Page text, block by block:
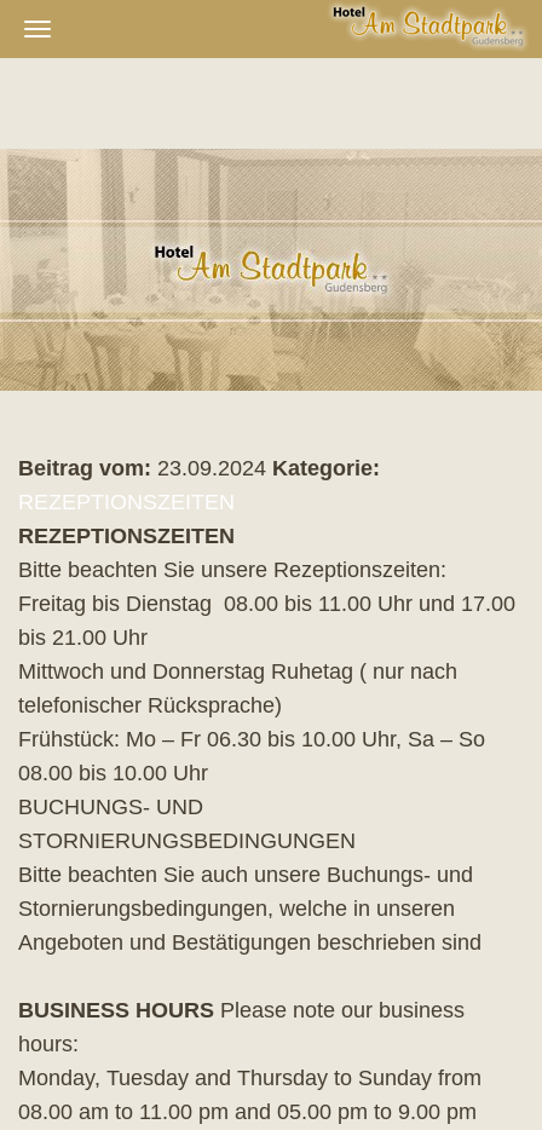
Navigation
Beitrag vom: 23.09.2024 Kategorie:
REZEPTIONSZEITEN
REZEPTIONSZEITEN
Bitte beachten Sie unsere Rezeptionszeiten:
Freitag bis Dienstag 08.00 bis 11.00 Uhr und 17.00
bis 21.00 Uhr
Mittwoch und Donnerstag Ruhetag ( nur nach
telefonischer Rücksprache)
Frühstück: Mo – Fr 06.30 bis 10.00 Uhr, Sa – So
08.00 bis 10.00 Uhr
BUCHUNGS- UND
STORNIERUNGSBEDINGUNGEN
Bitte beachten Sie auch unsere Buchungs- und
Stornierungsbedingungen, welche in unseren
Angeboten und Bestätigungen beschrieben sind
BUSINESS HOURS Please note our business
hours:
Monday, Tuesday and Thursday to Sunday from
08.00 am to 11.00 pm and 05.00 pm to 9.00 pm